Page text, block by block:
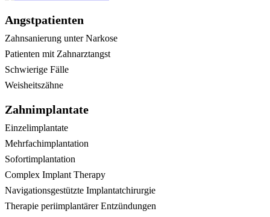
Angstpatienten
Zahnsanierung unter Narkose
Patienten mit Zahnarztangst
Schwierige Fälle
Weisheitszähne
Zahnimplantate
Einzelimplantate
Mehrfachimplantation
Sofortimplantation
Complex Implant Therapy
Navigationsgestützte Implantatchirurgie
Therapie periimplantärer Entzündungen